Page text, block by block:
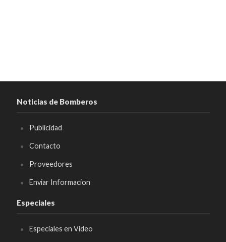
Noticias de Bomberos
Publicidad
Contacto
Proveedores
Enviar Informacion
Especiales
Especiales en Video